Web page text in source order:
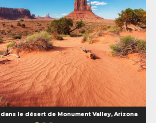
le désert de Monument Valley, Arizona